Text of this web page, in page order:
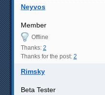
Neyvos
Member
Offline
Thanks: 2
Thanks for the post: 2
Rimsky
Beta Tester